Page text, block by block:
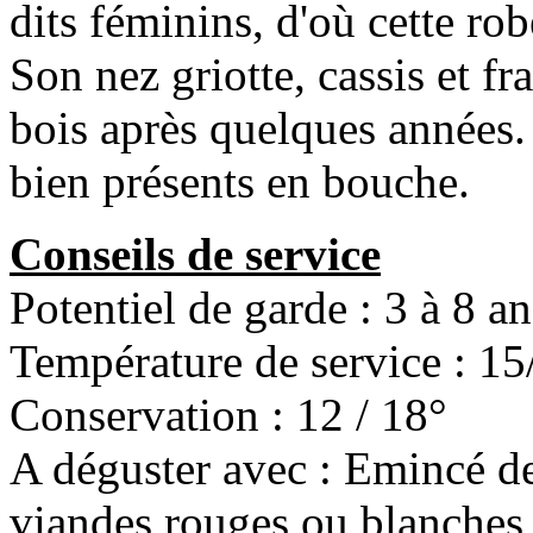
dits féminins, d'où cette
Son nez griotte, cassis et
bois après quelques
bien présents en bouche.
Conseils de service
Potentiel de garde : 3 à 8
Température de service :
Conservation : 12 / 18°
A déguster avec : Emincé
viandes rouges ou blanches